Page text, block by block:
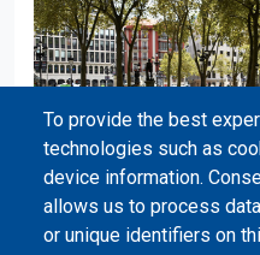
To provide the best
technologies such as
device information.
allows us to process
or unique identifiers on